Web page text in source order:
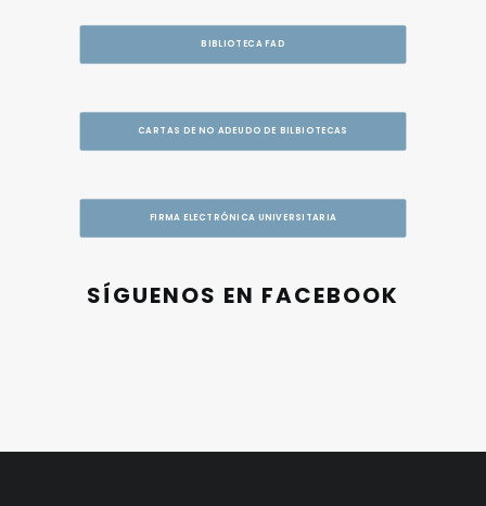
BIBLIOTECA FAD
CARTAS DE NO ADEUDO DE BILBIOTECAS
FIRMA ELECTRÓNICA UNIVERSITARIA
SÍGUENOS EN FACEBOOK